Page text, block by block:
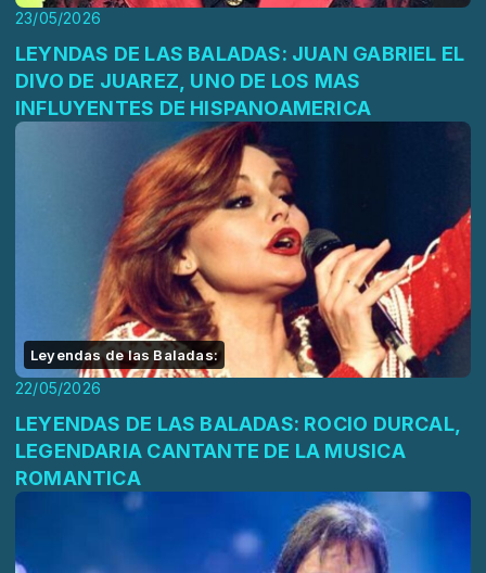
23/05/2026
LEYNDAS DE LAS BALADAS: JUAN GABRIEL EL
DIVO DE JUAREZ, UNO DE LOS MAS
INFLUYENTES DE HISPANOAMERICA
Leyendas de las Baladas:
22/05/2026
LEYENDAS DE LAS BALADAS: ROCIO DURCAL,
LEGENDARIA CANTANTE DE LA MUSICA
ROMANTICA